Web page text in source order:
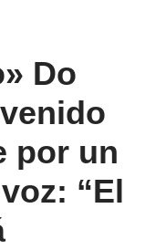
Do
por un
“El